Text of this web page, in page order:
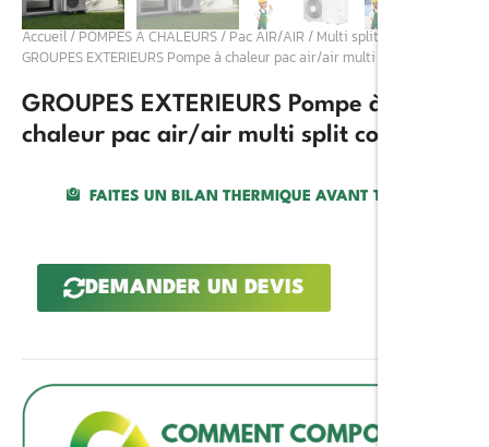
Accueil/POMPES À CHALEURS/Pac AIR/AIR / Multi split compact
GROUPES EXTERIEURS Pompe à chaleur pac air/air multi split compact
GROUPES EXTERIEURS Pompe à
chaleur pac air/air multi split compact
FAITES UN BILAN THERMIQUE AVANT TOUT !
DEMANDER UN DEVIS